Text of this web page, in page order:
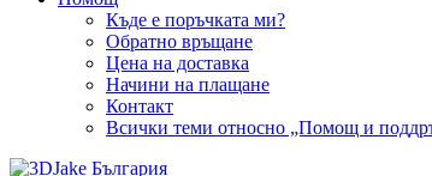
Къде е поръчката ми?
Обратно връщане
Цена на доставка
Начини на плащане
Контакт
Всички теми относно „Помощ и